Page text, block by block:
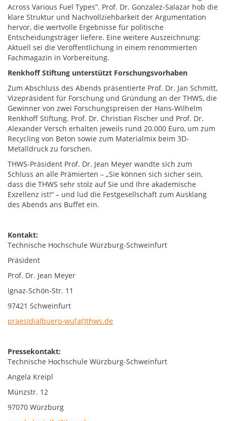
Across Various Fuel Types”. Prof. Dr. Gonzalez-Salazar hob die
klare Struktur und Nachvollziehbarkeit der Argumentation
hervor, die wertvolle Ergebnisse für politische
Entscheidungsträger liefere. Eine weitere Auszeichnung:
Aktuell sei die Veröffentlichung in einem renommierten
Fachmagazin in Vorbereitung.
Renkhoff Stiftung unterstützt Forschungsvorhaben
Zum Abschluss des Abends präsentierte Prof. Dr. Jan Schmitt,
Vizepräsident für Forschung und Gründung an der THWS, die
Gewinner von zwei Forschungspreisen der Hans-Wilhelm
Renkhoff Stiftung. Prof. Dr. Christian Fischer und Prof. Dr.
Alexander Versch erhalten jeweils rund 20.000 Euro, um zum
Recycling von Beton sowie zum Materialmix beim 3D-
Metalldruck zu forschen.
THWS-Präsident Prof. Dr. Jean Meyer wandte sich zum
Schluss an alle Prämierten – „Sie können sich sicher sein,
dass die THWS sehr stolz auf Sie und Ihre akademische
Exzellenz ist!“ – und lud die Festgesellschaft zum Ausklang
des Abends ans Buffet ein.
Kontakt:
Technische Hochschule Würzburg-Schweinfurt
Präsident
Prof. Dr. Jean Meyer
Ignaz-Schön-Str. 11
97421 Schweinfurt
praesidialbuero-wu[at]thws.de
Pressekontakt:
Technische Hochschule Würzburg-Schweinfurt
Angela Kreipl
Münzstr. 12
97070 Würzburg